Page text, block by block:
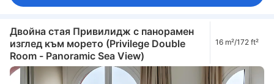
Двойна стая Привилидж с панорамен
изглед към морето (Privilege Double
Room - Panoramic Sea View)
16 m²/172 ft²